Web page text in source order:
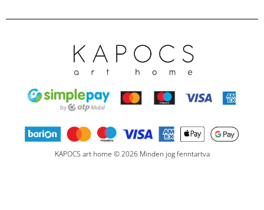
KAPOCS art home © 2026 Minden jog fenntartva